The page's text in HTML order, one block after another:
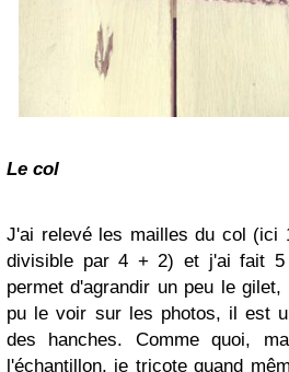
Le col
J'ai relevé les mailles du col (ici
divisible par 4 + 2) et j'ai fait
permet d'agrandir un peu le
pu le voir sur les photos, il est
des hanches. Comme quoi,
l'échantillon, je tricote quand